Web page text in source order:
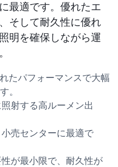
最適です。優れたエ
そして耐久性に優れ
明を確保しながら運
たパフォーマンスで大幅
。
射する高ルーメン出
売センターに最適で
が最小限で、耐久性が